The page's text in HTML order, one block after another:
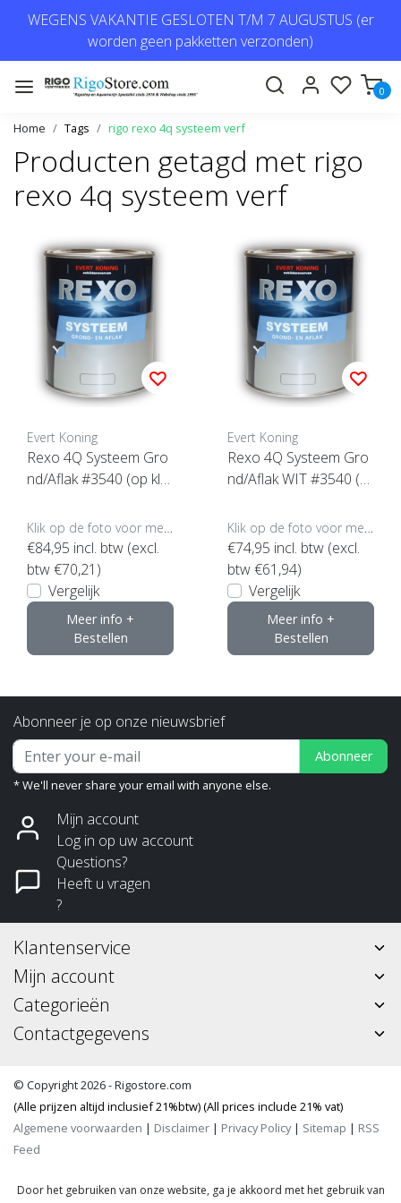
WEGENS VAKANTIE GESLOTEN T/M 7 AUGUSTUS (er
worden geen pakketten verzonden)
0
Home Tags rigo rexo 4q systeem verf
Producten getagd met rigo
rexo 4q systeem verf
Evert Koning
Rexo 4Q Systeem Gro
nd/Aflak #3540 (op kle
€84,95 incl. btw (excl.
btw €70,21)
Vergelijk
Meer info +
Bestellen
Evert Koning
Rexo 4Q Systeem Gro
nd/Aflak WIT #3540 (kli
€74,95 incl. btw (excl.
btw €61,94)
Vergelijk
Meer info +
Bestellen
Abonneer je op onze nieuwsbrief
Abonneer
* We'll never share your email with anyone else.
Mijn account
Log in op uw account
Questions?
Heeft u vragen
?
Klantenservice
Mijn account
Categorieën
Contactgegevens
© Copyright 2026 - Rigostore.com
(Alle prijzen altijd inclusief 21%btw) (All prices include 21% vat)
Algemene voorwaarden | Disclaimer | Privacy Policy| Sitemap | RSS
Feed
Door het gebruiken van onze website, ga je akkoord met het gebruik van